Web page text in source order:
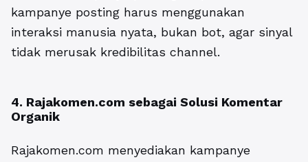
kampanye posting harus menggunakan
interaksi manusia nyata, bukan bot, agar sinyal
tidak merusak kredibilitas channel.
4. Rajakomen.com sebagai Solusi Komentar
Organik
Rajakomen.com menyediakan kampanye